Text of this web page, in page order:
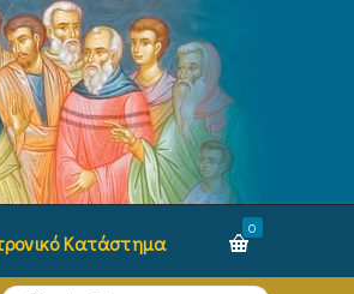
Κατάστημα
0